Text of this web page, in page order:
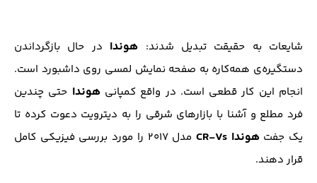
شایعات به حقیقت تبدیل شدند: هوندا در حال بازگرداندن
دستگیره‌ی همه‌کاره به صفحه نمایش لمسی روی داشبورد است.
انجام این کار قطعی است. در واقع کمپانیهوندا حتی چندین
فرد مطلع و آشنا با بازارهای شرقی را به دیترویت دعوت کرده تا
یک جفتهوندا CR-Vs
مدل ۲۰۱۷ را مورد بررسی فیزیکی کامل
قرار دهند.